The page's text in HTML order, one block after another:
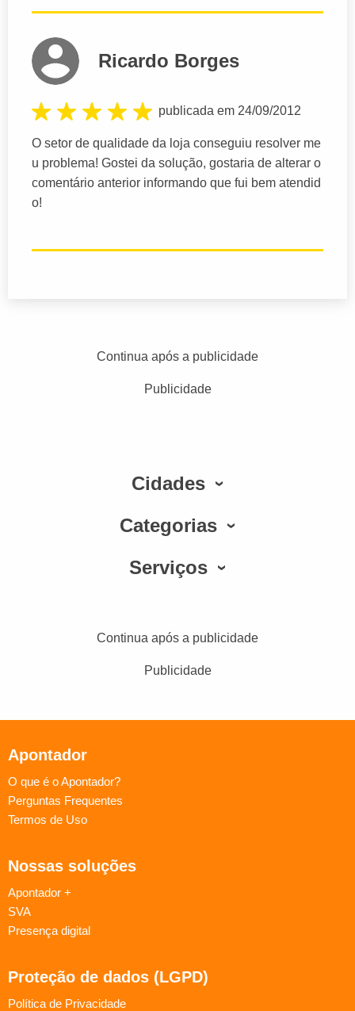
Ricardo Borges
publicada em 24/09/2012
O setor de qualidade da loja conseguiu resolver me
u problema! Gostei da solução, gostaria de alterar o
comentário anterior informando que fui bem atendid
o!
Continua após a publicidade
Publicidade
Cidades
Categorias
Serviços
Continua após a publicidade
Publicidade
Apontador
O que é o Apontador?
Perguntas Frequentes
Termos de Uso
Nossas soluções
Apontador +
SVA
Presença digital
Proteção de dados (LGPD)
Política de Privacidade